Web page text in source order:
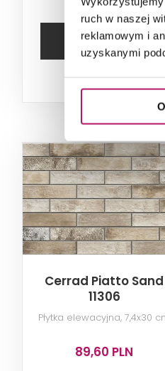
ruch w naszej
reklamowym i
uzyskanymi
DODAJ DO
Dostępność:111,18 m2
Cerrad Piatto Sand
11306
Płytka elewacyjna, 7,4x30
89,60 PLN